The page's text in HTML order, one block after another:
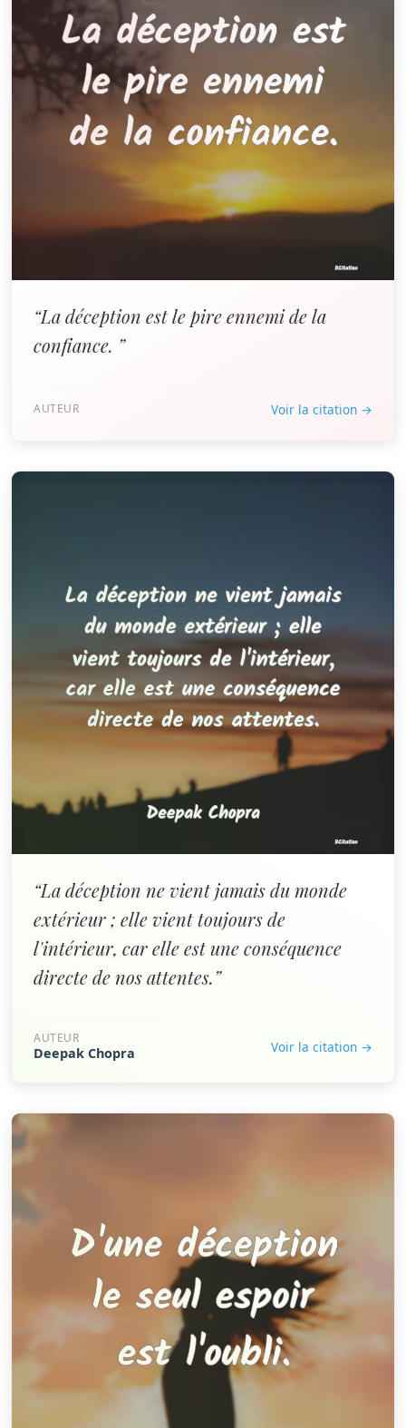
“La déception est le pire ennemi de la
confiance. ”
AUTEUR Voir la citation →
“La déception ne vient jamais du monde
extérieur ; elle vient toujours de
l'intérieur, car elle est une conséquence
directe de nos attentes.”
AUTEUR
Deepak Chopra Voir la citation →